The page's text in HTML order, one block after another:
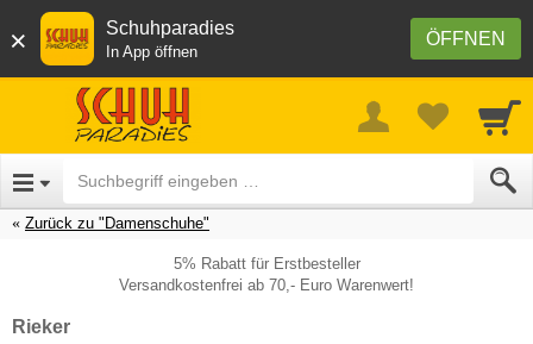
× ÖFFNEN
Schuhparadies
In App öffnen
Zurück zu "Damenschuhe"
5% Rabatt für Erstbesteller
Versandkostenfrei ab 70,- Euro Warenwert!
Rieker